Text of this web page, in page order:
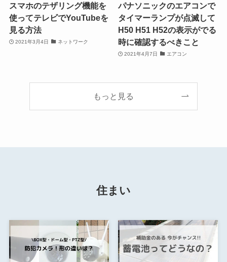
スマホのテザリング機能を
使ってテレビでYouTubeを
見る方法
2021年3月4日 ネットワーク
パナソニックのエアコンで
タイマーランプが点滅して
H50 H51 H52の表示がでる
時に確認するべきこと
2021年4月7日 エアコン
もっと見る
住まい